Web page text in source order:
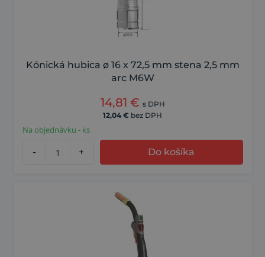
Kónická hubica ø 16 x 72,5 mm stena 2,5 mm
arc M6W
14,81 € s DPH
12,04 € bez DPH
Na objednávku - ks
- + Do košíka